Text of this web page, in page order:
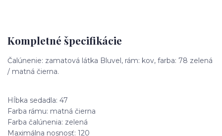
Kompletné špecifikácie
Čalúnenie: zamatová látka Bluvel, rám: kov, farba: 78 zelená
/ matná čierna.
Hĺbka sedadla: 47
Farba rámu: matná čierna
Farba čalúnenia: zelená
Maximálna nosnosť: 120